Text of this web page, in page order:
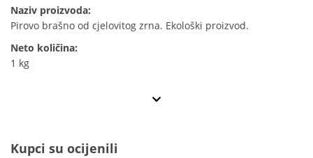
Naziv proizvoda:
Pirovo brašno od cjelovitog zrna. Ekološki proizvod.
Neto količina:
1 kg
Kupci su ocijenili